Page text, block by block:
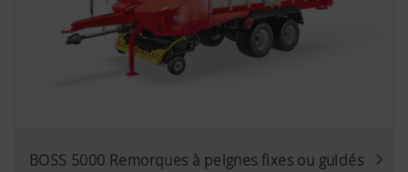
BOSS 5000 Remorques à peignes fixes ou guidés